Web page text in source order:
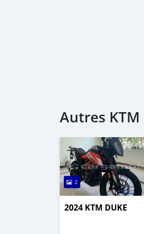
Autres KTM
2
2024 KTM DUKE